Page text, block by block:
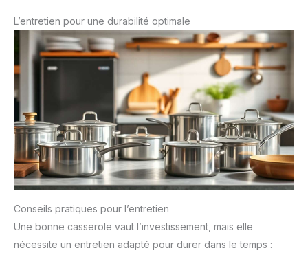
L’entretien pour une durabilité optimale
Conseils pratiques pour l’entretien
Une bonne casserole vaut l’investissement, mais elle
nécessite un entretien adapté pour durer dans le temps :